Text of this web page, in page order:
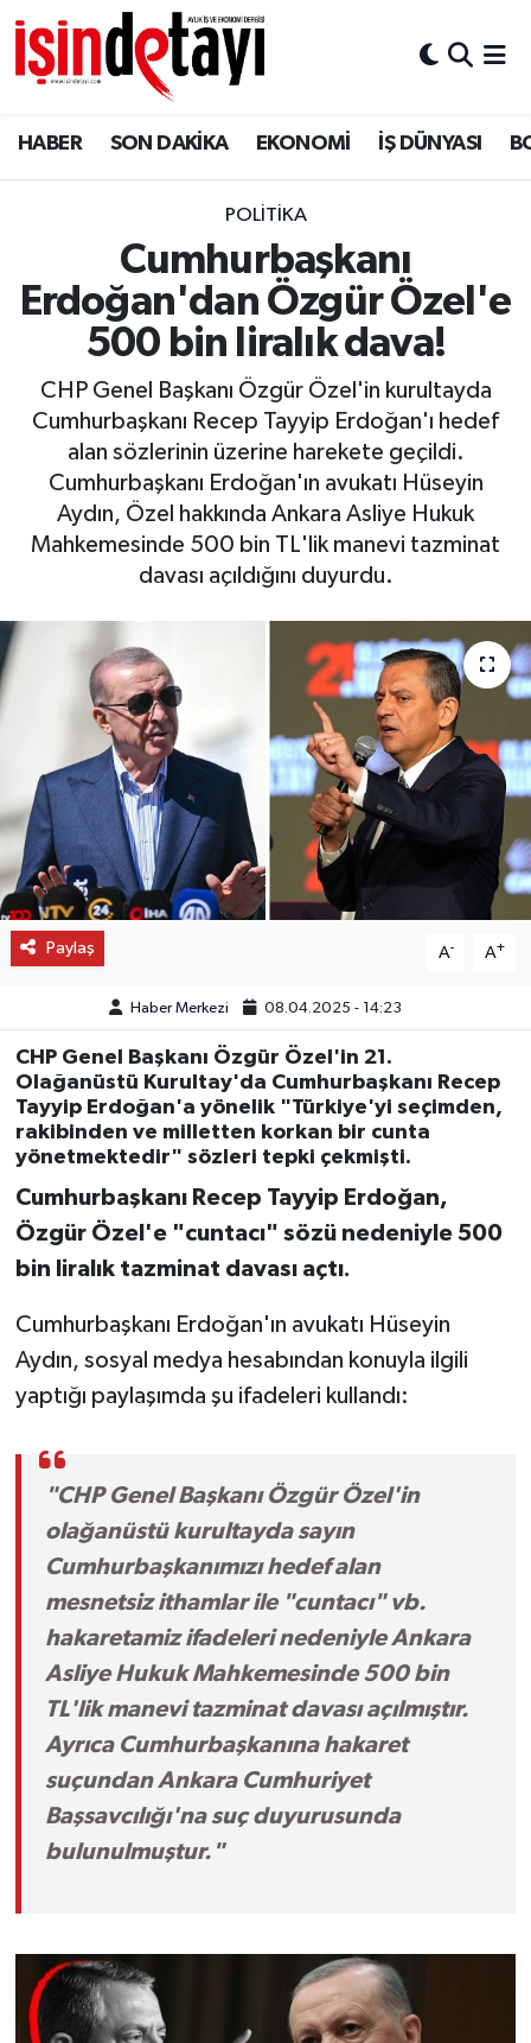
HABER SON DAKİKA EKONOMİ İŞ DÜNYASI
POLİTİKA
Cumhurbaşkanı
Erdoğan'dan Özgür Özel'e
500 bin liralık dava!
CHP Genel Başkanı Özgür Özel'in kurultayda
Cumhurbaşkanı Recep Tayyip Erdoğan'ı hedef
alan sözlerinin üzerine harekete geçildi.
Cumhurbaşkanı Erdoğan'ın avukatı Hüseyin
Aydın, Özel hakkında Ankara Asliye Hukuk
Mahkemesinde 500 bin TL'lik manevi tazminat
davası açıldığını duyurdu.
Paylaş A- A+
Haber Merkezi 08.04.2025 - 14:23
CHP Genel Başkanı Özgür Özel'in 21.
Olağanüstü Kurultay'da Cumhurbaşkanı Recep
Tayyip Erdoğan'a yönelik "Türkiye'yi seçimden,
rakibinden ve milletten korkan bir cunta
yönetmektedir" sözleri tepki çekmişti.
Cumhurbaşkanı Recep Tayyip Erdoğan,
Özgür Özel'e "cuntacı" sözü nedeniyle 500
bin liralık tazminat davası açtı.
Cumhurbaşkanı Erdoğan'ın avukatı Hüseyin
Aydın, sosyal medya hesabından konuyla ilgili
yaptığı paylaşımda şu ifadeleri kullandı:
"CHP Genel Başkanı Özgür Özel'in
olağanüstü kurultayda sayın
Cumhurbaşkanımızı hedef alan
mesnetsiz ithamlar ile "cuntacı" vb.
hakaretamiz ifadeleri nedeniyle Ankara
Asliye Hukuk Mahkemesinde 500 bin
TL'lik manevi tazminat davası açılmıştır.
Ayrıca Cumhurbaşkanına hakaret
suçundan Ankara Cumhuriyet
Başsavcılığı'na suç duyurusunda
bulunulmuştur."
DÜNYA
Eğitim
ENERJİ HABERİ
GAYRİMENKUL
HABER
LOJİSTİK
MAGAZİN
OTO DETAY
SON DAKİKA
SPOR
FİNANS
Nöbetçi Eczaneler
Hava Durumu
İstanbul Namaz Vakitleri
Trafik Durumu
Süper Lig Puan Durumu ve Fikstür
Tüm Manşetler
Son Dakika Haberleri
Haber Arşivi